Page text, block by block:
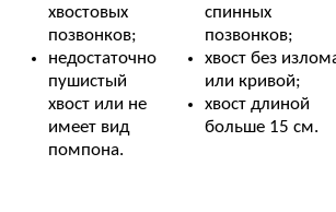
хвостовых
позвонков;
недостаточно
пушистый
хвост или не
имеет вид
помпона.
спинных
позвонков;
хвост без
или кривой;
хвост длиной
больше 15 см.